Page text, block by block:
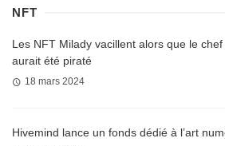
NFT
Les NFT Milady vacillent alors que le
aurait été piraté
18 mars 2024
Hivemind lance un fonds dédié à l’art